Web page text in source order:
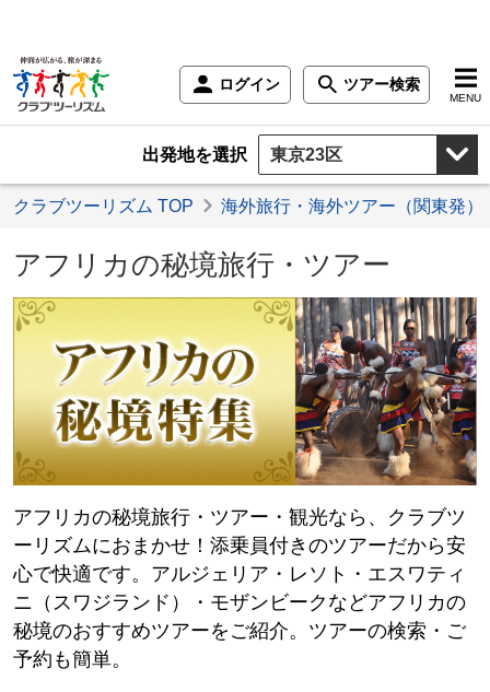
ログイン ツアー検索
MENU
出発地を選択
クラブツーリズム TOP 海外旅行・海外ツアー（関東発）
アフリカの秘境旅行・ツアー
アフリカの秘境旅行・ツアー・観光なら、クラブツ
ーリズムにおまかせ！添乗員付きのツアーだから安
心で快適です。アルジェリア・レソト・エスワティ
ニ（スワジランド）・モザンビークなどアフリカの
秘境のおすすめツアーをご紹介。ツアーの検索・ご
予約も簡単。